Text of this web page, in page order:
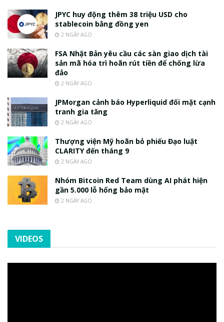
JPYC huy động thêm 38 triệu USD cho
stablecoin bằng đồng yen
2 NGÀY AGO
FSA Nhật Bản yêu cầu các sàn giao dịch tài
sản mã hóa trì hoãn rút tiền để chống lừa
đảo
2 NGÀY AGO
JPMorgan cảnh báo Hyperliquid đối mặt cạnh
tranh gia tăng
2 NGÀY AGO
Thượng viện Mỹ hoãn bỏ phiếu Đạo luật
CLARITY đến tháng 9
2 NGÀY AGO
Nhóm Bitcoin Red Team dùng AI phát hiện
gần 5.000 lỗ hổng bảo mật
2 NGÀY AGO
VIDEOS